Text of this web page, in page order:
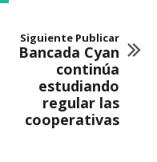
Siguiente Publicar
Bancada Cyan
continúa
estudiando
regular las
cooperativas